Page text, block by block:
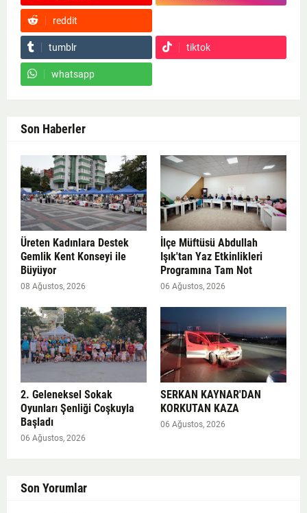
reddit
tumblr tiktok
whatsapp
Son Haberler
Üreten Kadınlara Destek
Gemlik Kent Konseyi ile
Büyüyor
08 Ağustos, 2026
İlçe Müftüsü Abdullah
Işık'tan Yaz Etkinlikleri
Programına Tam Not
06 Ağustos, 2026
2. Geleneksel Sokak
Oyunları Şenliği Coşkuyla
Başladı
06 Ağustos, 2026
SERKAN KAYNAR'DAN
KORKUTAN KAZA
06 Ağustos, 2026
Son Yorumlar